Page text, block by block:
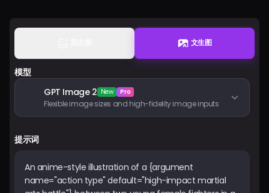
AI 影片
方案價格
文生图
模型
GPT Image 2 New Pro
Flexible image sizes and high-fidelity image inputs
提示词